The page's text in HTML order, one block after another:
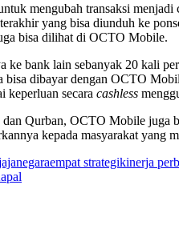
mengubah transaksi
yang bisa diunduh ke
bisa dilihat di OCTO Mobile.
ke bank lain sebanyak 20 kali
dibayar dengan OCTO
keperluan secara cashless
Qurban, OCTO Mobile
kepada masyarakat yang
empat strategikinerja